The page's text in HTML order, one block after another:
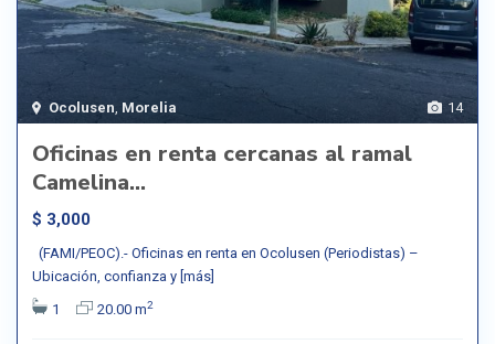
14
Ocolusen Morelia
Oficinas en renta cercanas al ramal
Camelina...
$ 3,000
(FAMI/PEOC).- Oficinas en renta en Ocolusen (Periodistas) –
Ubicación, confianza y [más]
1
20.00 m2